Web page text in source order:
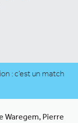
: c’est un match
Waregem, Pierre